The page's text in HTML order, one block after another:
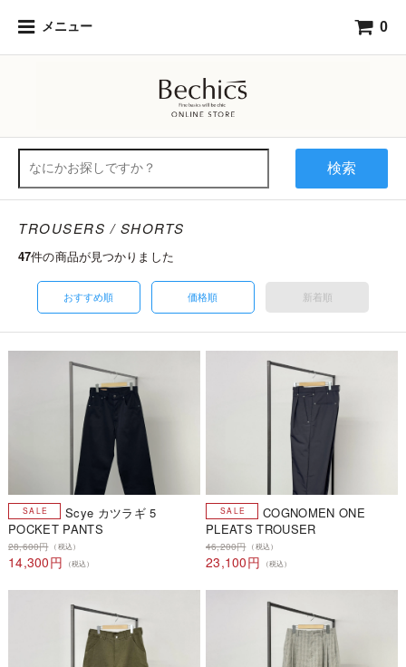
メニュー 0
検索
TROUSERS / SHORTS
47件の商品が見つかりました
おすすめ順 価格順 新着順
Scye カツラギ 5
POCKET PANTS
28,600円 （税込）
14,300円 （税込）
COGNOMEN ONE
PLEATS TROUSER
46,200円 （税込）
23,100円 （税込）